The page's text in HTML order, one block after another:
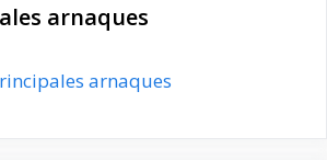
arnaques
arnaques